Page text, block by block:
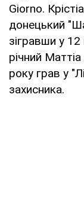
Giorno.
донецький
зігравши у
річний
року грав у
захисника.